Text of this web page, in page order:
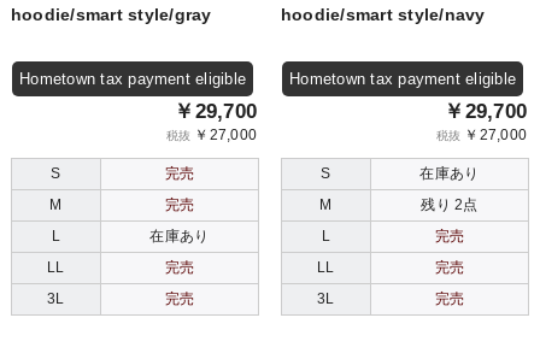
hoodie/smart style/gray
Hometown tax payment eligible
￥29,700
税抜 ￥27,000
S
完売
M
完売
L
在庫あり
LL
完売
3L
完売
hoodie/smart style/navy
Hometown tax payment eligible
￥29,700
税抜 ￥27,000
S
在庫あり
M
残り 2点
L
完売
LL
完売
3L
完売